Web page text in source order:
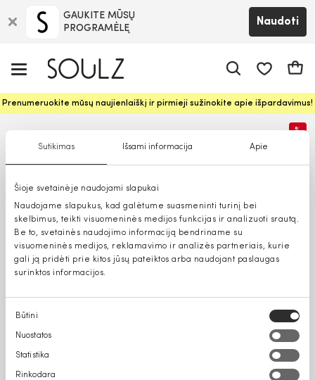
Sutikimas Išsami informacija Apie
Šioje svetainėje naudojami slapukai
Naudojame slapukus, kad galėtume suasmeninti turinį bei
skelbimus, teikti visuomeninės medijos funkcijas ir analizuoti srautą.
Be to, svetainės naudojimo informaciją bendriname su
visuomeninės medijos, reklamavimo ir analizės partneriais, kurie
gali ją pridėti prie kitos jūsų pateiktos arba naudojant paslaugas
surinktos informacijos.
Sutikimo
pasirinkimas
Būtini
Nuostatos
Statistika
Rinkodara
GAUKITE MŪSŲ
PROGRAMĖLĘ
Naudoti
Prenumeruokite mūsų naujienlaiškį ir pirmieji sužinokite apie išpardavimus!
%